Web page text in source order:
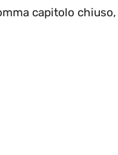
capitolo